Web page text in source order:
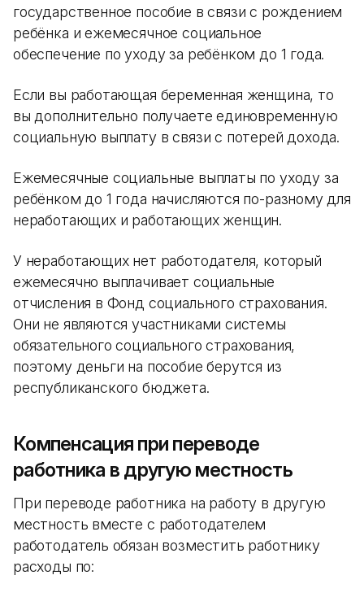
государственное пособие в связи с рождением
ребёнка и ежемесячное социальное
обеспечение по уходу за ребёнком до 1 года.
Если вы работающая беременная женщина, то
вы дополнительно получаете единовременную
социальную выплату в связи с потерей дохода.
Ежемесячные социальные выплаты по уходу за
ребёнком до 1 года начисляются по-разному для
неработающих и работающих женщин.
У неработающих нет работодателя, который
ежемесячно выплачивает социальные
отчисления в Фонд социального страхования.
Они не являются участниками системы
обязательного социального страхования,
поэтому деньги на пособие берутся из
республиканского бюджета.
Компенсация при переводе
работника в другую местность
При переводе работника на работу в другую
местность вместе с работодателем
работодатель обязан возместить работнику
расходы по: